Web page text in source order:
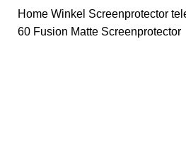
Home Winkel Screenprotector
60 Fusion Matte Screenprotector